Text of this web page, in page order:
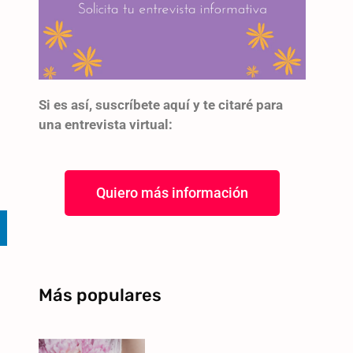
Si es así, suscríbete aquí y te citaré para
una entrevista virtual:
Quiero más información
Más populares